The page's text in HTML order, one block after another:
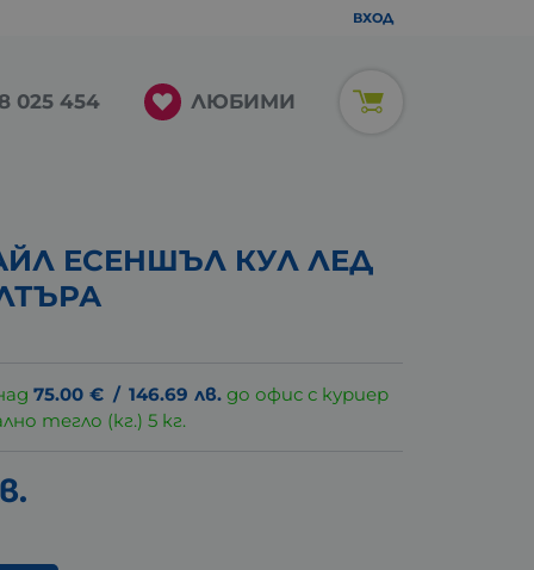
ВХОД
025 454 ЛЮБИМИ
ЕСЕНШЪЛ КУЛ ЛЕД
75.00 € / 146.69 лв. до офис с куриер
тегло (кг.) 5 кг.